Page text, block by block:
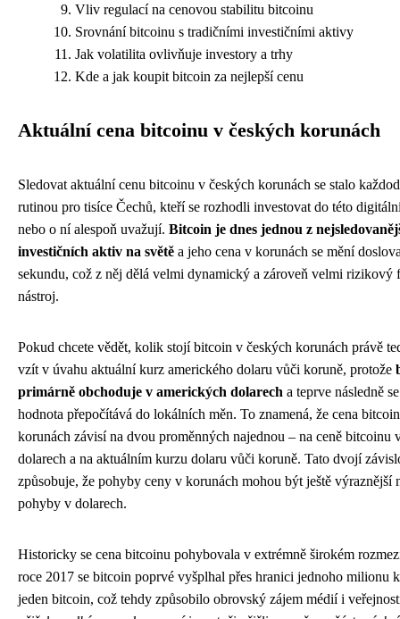
Vliv regulací na cenovou stabilitu bitcoinu
Srovnání bitcoinu s tradičními investičními aktivy
Jak volatilita ovlivňuje investory a trhy
Kde a jak koupit bitcoin za nejlepší cenu
Aktuální cena bitcoinu v českých korunách
Sledovat aktuální cenu bitcoinu v českých korunách se stalo
rutinou pro tisíce Čechů, kteří se rozhodli investovat do této
nebo o ní alespoň uvažují. Bitcoin je dnes jednou z
investičních aktiv na světě a jeho cena v korunách se mění
sekundu, což z něj dělá velmi dynamický a zároveň velmi rizikový
nástroj.
Pokud chcete vědět, kolik stojí bitcoin v českých korunách právě
vzít v úvahu aktuální kurz amerického dolaru vůči koruně, protože
primárně obchoduje v amerických dolarech a teprve následně
hodnota přepočítává do lokálních měn. To znamená, že cena
korunách závisí na dvou proměnných najednou – na ceně bitcoinu
dolarech a na aktuálním kurzu dolaru vůči koruně. Tato dvojí
způsobuje, že pohyby ceny v korunách mohou být ještě výraznější
pohyby v dolarech.
Historicky se cena bitcoinu pohybovala v extrémně širokém
roce 2017 se bitcoin poprvé vyšplhal přes hranici jednoho milionu
jeden bitcoin, což tehdy způsobilo obrovský zájem médií i